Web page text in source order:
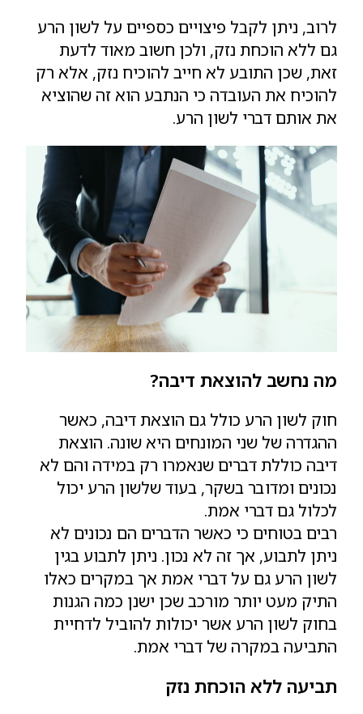
לרוב, ניתן לקבל פיצויים כספיים על לשון הרע
גם ללא הוכחת נזק, ולכן חשוב מאוד לדעת
זאת, שכן התובע לא חייב להוכיח נזק, אלא רק
להוכיח את העובדה כי הנתבע הוא זה שהוציא
את אותם דברי לשון הרע.
מה נחשב להוצאת דיבה?
חוק לשון הרע כולל גם הוצאת דיבה, כאשר
ההגדרה של שני המונחים היא שונה. הוצאת
דיבה כוללת דברים שנאמרו רק במידה והם לא
נכונים ומדובר בשקר, בעוד שלשון הרע יכול
לכלול גם דברי אמת.
רבים בטוחים כי כאשר הדברים הם נכונים לא
ניתן לתבוע, אך זה לא נכון. ניתן לתבוע בגין
לשון הרע גם על דברי אמת אך במקרים כאלו
התיק מעט יותר מורכב שכן ישנן כמה הגנות
בחוק לשון הרע אשר יכולות להוביל לדחיית
התביעה במקרה של דברי אמת.
תביעה ללא הוכחת נזק